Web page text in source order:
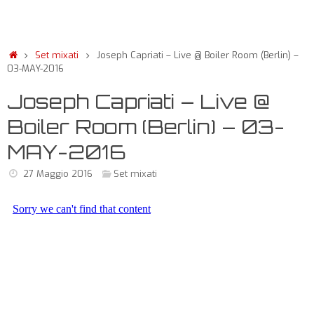
Set mixati
Joseph Capriati – Live @ Boiler Room (Berlin) –
03-MAY-2016
Joseph Capriati – Live @
Boiler Room (Berlin) – 03-
MAY-2016
27 Maggio 2016 Set mixati